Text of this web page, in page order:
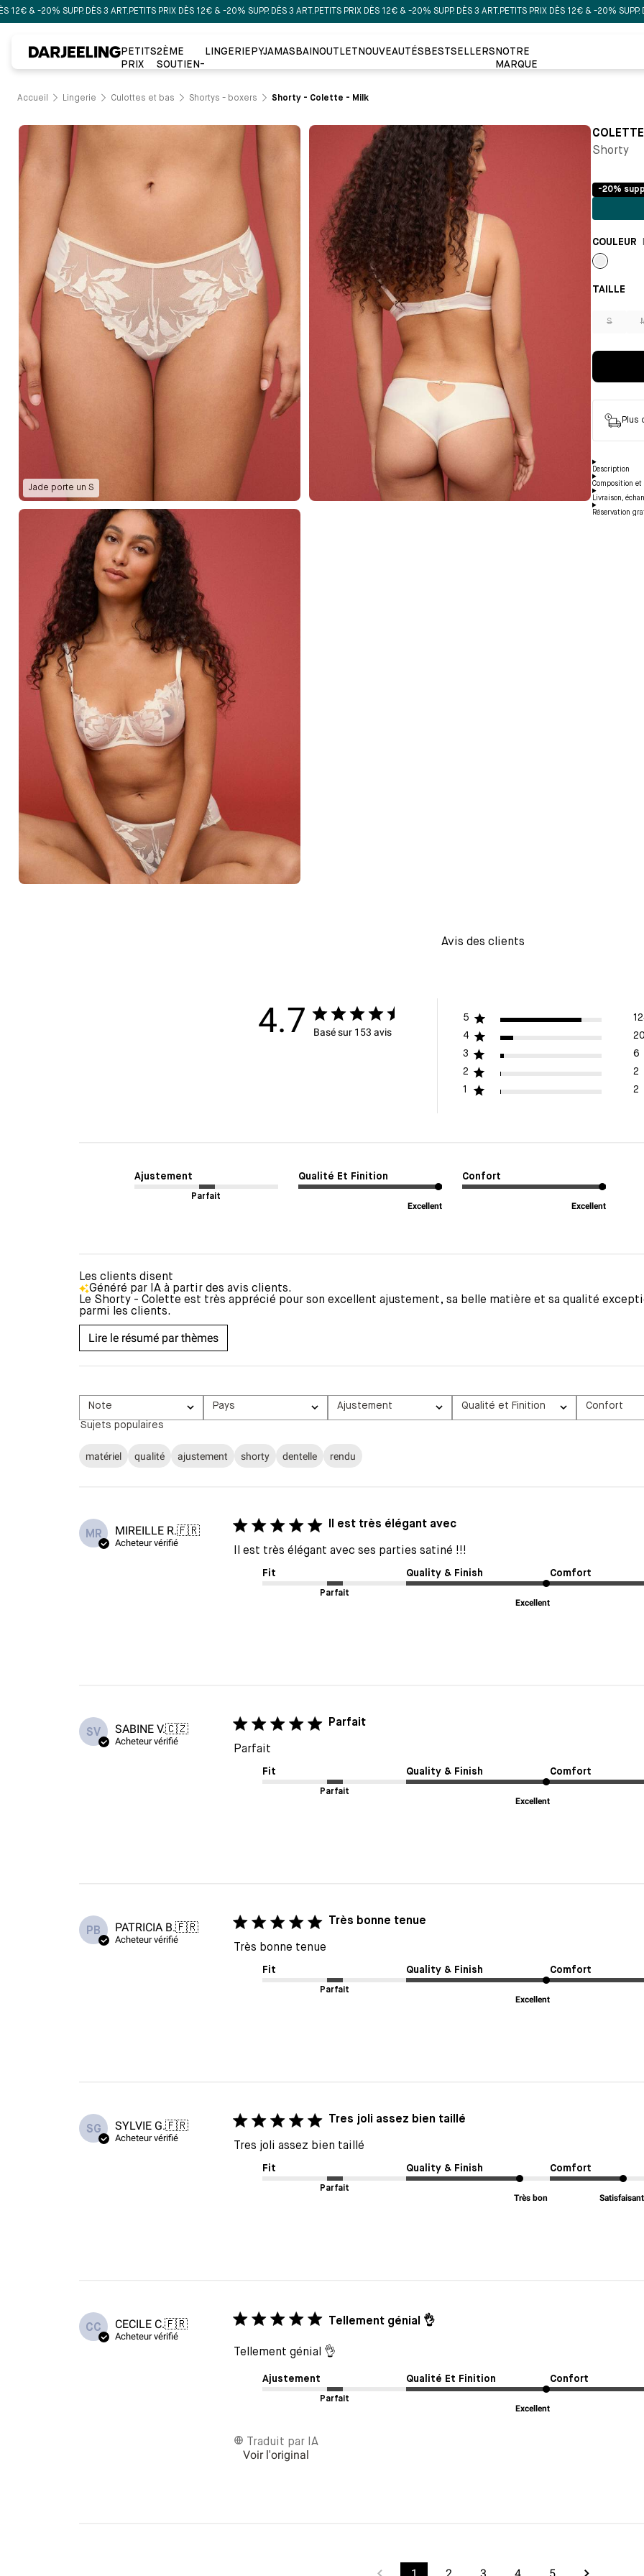
-20% SUPP. DÈS 3 ART. PETITS PRIX DÈS 12€ & -20% SUPP. DÈS 3 ART. PETITS PRIX DÈS 12€ & -20% SUPP. DÈS 3 ART. PETITS PRIX DÈS 12€ & -20% SUPP. DÈS 3
PETITS
PRIX
2ÈME
SOUTIEN-
LINGERIE PYJAMAS BAINOUTLET NOUVEAUTÉS BESTSELLERS NOTRE
MARQUE
Accueil Lingerie Culottes et bas Shortys - boxers Shorty - Colette - Milk
Jade porte un S
COLETTE
Shorty
-20%
COULEUR
Milk
TAILLE
S
Plus
Description
Composition
Livraison,
Réservation
Avis des clients
4.7 Basé sur 153 avis
5
4
3
6
2
2
1
2
Ajustement
Parfait
Qualité Et Finition
Excellent
Confort
Excellent
Les clients disent
Généré par IA à partir des avis clients.
Le Shorty - Colette est très apprécié pour son excellent ajustement, sa belle matière et sa qualité
parmi les clients.
Lire le résumé par thèmes
Note
Toutes les évaluations
Pays
Tous
Ajustement
Tous
Qualité et Finition
Tous
Confort
Tous
Sujets populaires
matériel qualité ajustement shorty dentelle rendu
MR MIREILLE R.🇫🇷
Acheteur vérifié
Il est très élégant avec
Il est très élégant avec ses parties satiné !!!
Fit
Parfait
Quality & Finish
Excellent
Comfort
SV SABINE V.🇨🇿
Acheteur vérifié
Parfait
Parfait
Fit
Parfait
Quality & Finish
Excellent
Comfort
PB PATRICIA B.🇫🇷
Acheteur vérifié
Très bonne tenue
Très bonne tenue
Fit
Parfait
Quality & Finish
Excellent
Comfort
SG SYLVIE G.🇫🇷
Acheteur vérifié
Tres joli assez bien taillé
Tres joli assez bien taillé
Fit
Parfait
Quality & Finish
Très bon
Comfort
Satisfaisant
CC CECILE C.🇫🇷
Acheteur vérifié
Tellement génial 👌
Tellement génial 👌
Ajustement
Parfait
Qualité Et Finition
Excellent
Confort
Traduit par IA
Voir l'original